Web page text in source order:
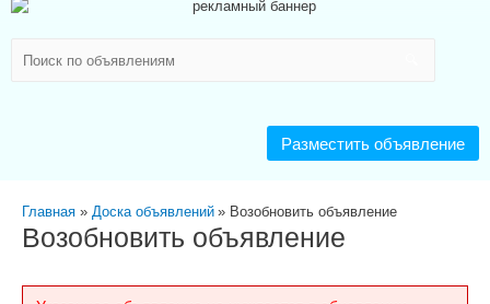
Разместить объявление
Главная Доска объявлений Возобновить объявление
Возобновить объявление